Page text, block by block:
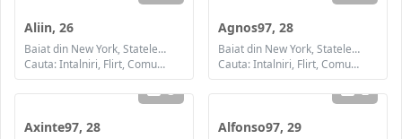
Aliin, 26
Baiat din New York, Statele Unite ale Americii
Cauta: Intalniri, Flirt, Comunicare / chat, Prietenie, Casatorie
Agnos97, 28
Baiat din New York, Statele Unite ale Americii
Cauta: Intalniri, Flirt, Comunicare / chat, Prietenie, Casatorie
3
Axinte97, 28
2
Alfonso97, 29